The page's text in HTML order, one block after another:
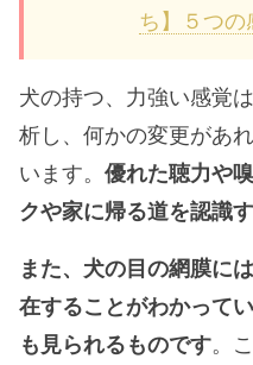
ち】５つの
犬の持つ、力強い感覚
析し、何かの変更があ
います。 優れた聴力や
クや家に帰る道を認識
また、犬の目の網膜に
在することがわかって
も見られるものです。